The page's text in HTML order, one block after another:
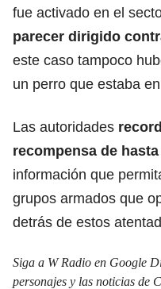
fue activado en el
parecer dirigido
este caso tampoco
un perro que estaba
Las autoridades
recompensa de
información que
grupos armados que
detrás de estos
Siga a W Radio en Google
personajes y las noticias de